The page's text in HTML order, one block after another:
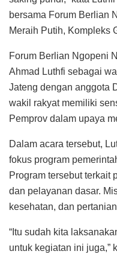
bersama Forum Berlian
Meraih Putih, Kompleks
Forum Berlian Ngopeni
Ahmad Luthfi sebagai
Jateng dengan anggota
wakil rakyat memiliki
Pemprov dalam upaya
Dalam acara tersebut,
fokus program
Program tersebut terkait
dan pelayanan dasar.
kesehatan, dan
“Itu sudah kita
untuk kegiatan ini juga,”